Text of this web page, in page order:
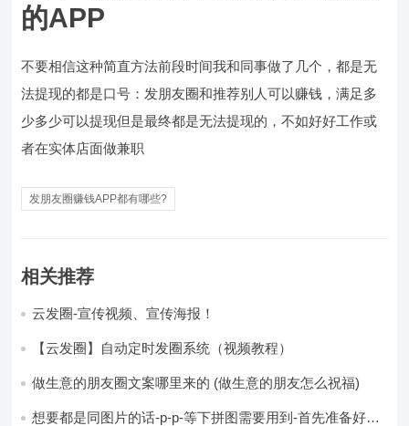
的APP
不要相信这种简直方法前段时间我和同事做了几个，都是无
法提现的都是口号：发朋友圈和推荐别人可以赚钱，满足多
少多少可以提现但是最终都是无法提现的，不如好好工作或
者在实体店面做兼职
发朋友圈赚钱APP都有哪些?
相关推荐
云发圈-宣传视频、宣传海报！
【云发圈】自动定时发圈系统（视频教程）
做生意的朋友圈文案哪里来的 (做生意的朋友怎么祝福)
想要都是同图片的话-p-p-等下拼图需要用到-首先准备好最